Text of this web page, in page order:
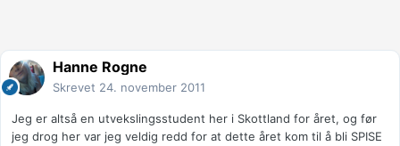
Hanne Rogne
Skrevet 24. november 2011
Jeg er altså en utvekslingsstudent her i Skottland for året, og før
jeg drog her var jeg veldig redd for at dette året kom til å bli SPISE